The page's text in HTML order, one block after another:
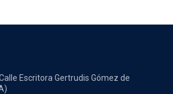
Escritora Gertrudis Gómez de